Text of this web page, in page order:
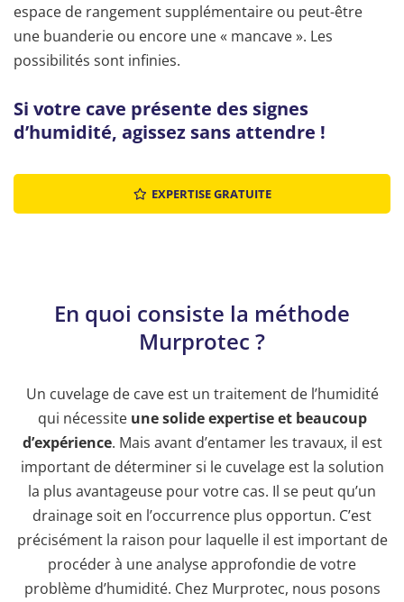
espace de rangement supplémentaire ou peut-être
une buanderie ou encore une « mancave ». Les
possibilités sont infinies.
Si votre cave présente des signes
d’humidité, agissez sans attendre !
EXPERTISE GRATUITE
En quoi consiste la méthode
Murprotec ?
Un cuvelage de cave est un traitement de l’humidité
qui nécessite une solide expertise et beaucoup
d’expérience. Mais avant d’entamer les travaux, il est
important de déterminer si le cuvelage est la solution
la plus avantageuse pour votre cas. Il se peut qu’un
drainage soit en l’occurrence plus opportun. C’est
précisément la raison pour laquelle il est important de
procéder à une analyse approfondie de votre
problème d’humidité. Chez Murprotec, nous posons